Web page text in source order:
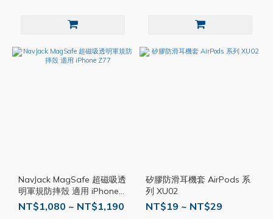
NavJack MagSafe 超磁吸透
明軍規防摔殼 適用 iPhone
Z77
NT$1,080 ~ NT$1,190
矽膠防滑耳機套 AirPods 系
列 XU02
NT$19 ~ NT$29